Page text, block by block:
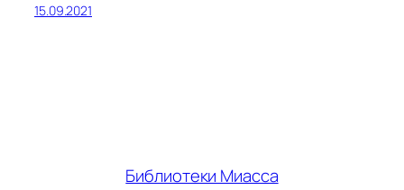
15.09.2021
Библиотеки Миасса